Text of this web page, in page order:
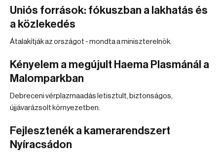
Uniós források: fókuszban a lakhatás és
a közlekedés
Átalakítják az országot - mondta a miniszterelnök.
Kényelem a megújult Haema Plasmánál a
Malomparkban
Debreceni vérplazmaadás letisztult, biztonságos,
újjávarázsolt környezetben.
Fejlesztenék a kamerarendszert
Nyíracsádon